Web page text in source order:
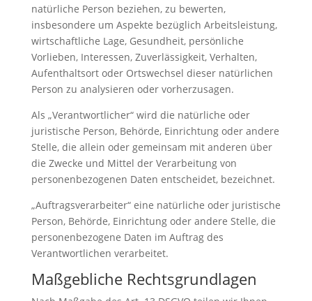
natürliche Person beziehen, zu bewerten,
insbesondere um Aspekte bezüglich Arbeitsleistung,
wirtschaftliche Lage, Gesundheit, persönliche
Vorlieben, Interessen, Zuverlässigkeit, Verhalten,
Aufenthaltsort oder Ortswechsel dieser natürlichen
Person zu analysieren oder vorherzusagen.
Als „Verantwortlicher“ wird die natürliche oder
juristische Person, Behörde, Einrichtung oder andere
Stelle, die allein oder gemeinsam mit anderen über
die Zwecke und Mittel der Verarbeitung von
personenbezogenen Daten entscheidet, bezeichnet.
„Auftragsverarbeiter“ eine natürliche oder juristische
Person, Behörde, Einrichtung oder andere Stelle, die
personenbezogene Daten im Auftrag des
Verantwortlichen verarbeitet.
Maßgebliche Rechtsgrundlagen